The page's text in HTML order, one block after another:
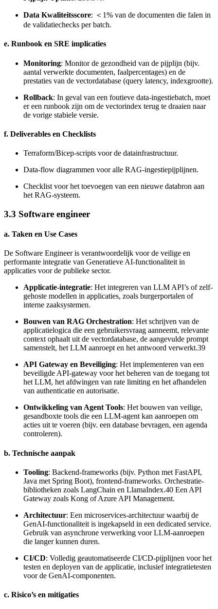
Data Kwaliteitsscore: ＜1% van de documenten die falen in
de validatiechecks per batch.
e. Runbook en SRE implicaties
Monitoring: Monitor de gezondheid van de pijplijn (bijv.
aantal verwerkte documenten, faalpercentages) en de
prestaties van de vectordatabase (query latency, indexgrootte).
Rollback: In geval van een foutieve data-ingestiebatch, moet
er een runbook zijn om de vectorindex terug te draaien naar
de vorige stabiele versie.
f. Deliverables en Checklists
Terraform/Bicep-scripts voor de datainfrastructuur.
Data-flow diagrammen voor alle RAG-ingestiepijplijnen.
Checklist voor het toevoegen van een nieuwe databron aan
het RAG-systeem.
3.3 Software engineer
a. Taken en Use Cases
De Software Engineer is verantwoordelijk voor de veilige en
performante integratie van Generatieve AI-functionaliteit in
applicaties voor de publieke sector.
Applicatie-integratie: Het integreren van LLM API’s of zelf-
gehoste modellen in applicaties, zoals burgerportalen of
interne zaaksystemen.
Bouwen van RAG Orchestration: Het schrijven van de
applicatielogica die een gebruikersvraag aanneemt, relevante
context ophaalt uit de vectordatabase, de aangevulde prompt
samenstelt, het LLM aanroept en het antwoord verwerkt.39
API Gateway en Beveiliging: Het implementeren van een
beveiligde API-gateway voor het beheren van de toegang tot
het LLM, het afdwingen van rate limiting en het afhandelen
van authenticatie en autorisatie.
Ontwikkeling van Agent Tools: Het bouwen van veilige,
gesandboxte tools die een LLM-agent kan aanroepen om
acties uit te voeren (bijv. een database bevragen, een agenda
controleren).
b. Technische aanpak
Tooling: Backend-frameworks (bijv. Python met FastAPI,
Java met Spring Boot), frontend-frameworks. Orchestratie-
bibliotheken zoals LangChain en LlamaIndex.40 Een API
Gateway zoals Kong of Azure API Management.
Architectuur: Een microservices-architectuur waarbij de
GenAI-functionaliteit is ingekapseld in een dedicated service.
Gebruik van asynchrone verwerking voor LLM-aanroepen
die langer kunnen duren.
CI/CD: Volledig geautomatiseerde CI/CD-pijplijnen voor het
testen en deployen van de applicatie, inclusief integratietesten
voor de GenAI-componenten.
c. Risico’s en mitigaties